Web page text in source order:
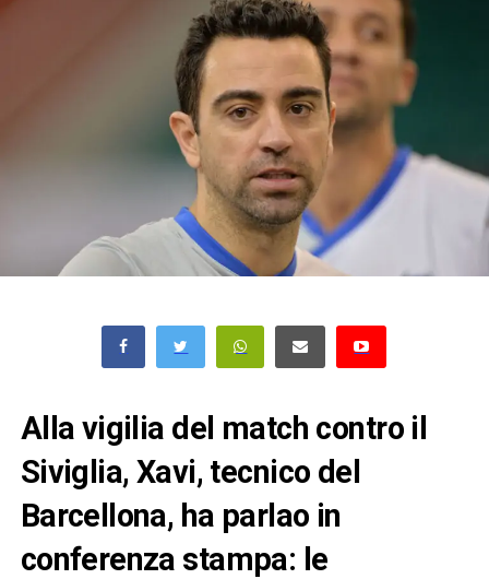
Alla vigilia del match contro il
Siviglia, Xavi, tecnico del
Barcellona, ha parlao in
conferenza stampa: le